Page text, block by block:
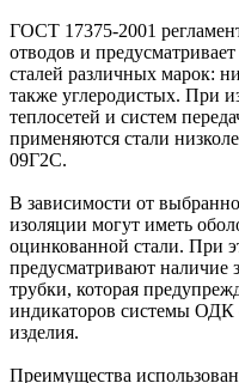
ГОСТ 17375-2001
отводов и
сталей различных марок:
также углеродистых. При
теплосетей и систем
применяются стали
09Г2С.
В зависимости от
изоляции могут иметь
оцинкованной стали.
предусматривают наличие
трубки, которая
индикаторов системы ОДК
изделия.
Преимущества